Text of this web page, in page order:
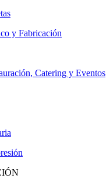
y Fabricación
Catering y Eventos